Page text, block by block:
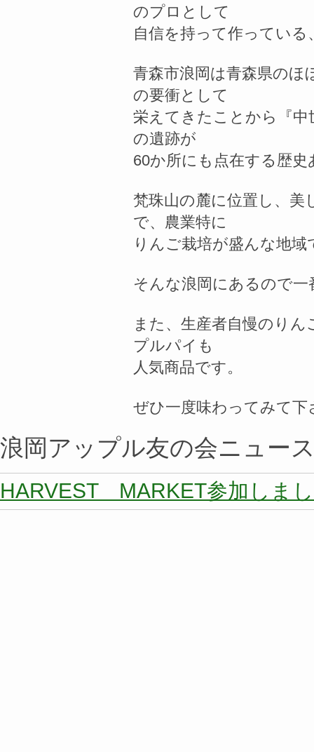
のプロとして
自信を持って作ってい
青森市浪岡は青森県のほ
の要衝として
栄えてきたことから『中
の遺跡が
60か所にも点在する歴
梵珠山の麓に位置し、美
で、農業特に
りんご栽培が盛んな地域
そんな浪岡にあるので
また、生産者自慢のり
プルパイも
人気商品です。
ぜひ一度味わってみて下
浪岡アップル友の会ニュー
HARVEST MARKET参加しま